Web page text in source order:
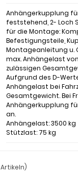
Anhängerkupplung
feststehend, 2- Loch
für die Montage:
Befestigungsteile,
Montageanleitung u.
max. Anhängelast
zulässigen
Aufgrund des D-
Anhängelast bei
Gesamtgewicht. Bei
Anhängerkupplung
an.
Anhängelast: 3500 kg
Stützlast: 75 kg
Artikeln)